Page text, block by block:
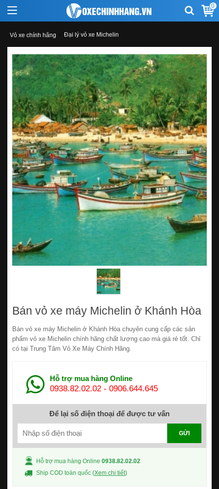
0
Vỏ xe chính hãng Đại lý vỏ xe Michelin
Bán vỏ xe máy Michelin ở Khánh Hòa
Bán vỏ xe máy Michelin ở Khánh Hòa chuyên cung cấp các sản
phẩm vỏ xe Michelin chính hãng chất lượng cao mà giá rẻ tốt. Chỉ
có tại Trung Tâm Vỏ Xe Máy Chính Hãng.
Hỗ trợ mua hàng Online
0938.82.02.02 - 0906.644.645
Để lại số điện thoại để được tư vấn
GỬI
Hỗ trợ mua hàng Online 0938.82.02.02
Ship COD toàn quốc (Xem chi tiết)